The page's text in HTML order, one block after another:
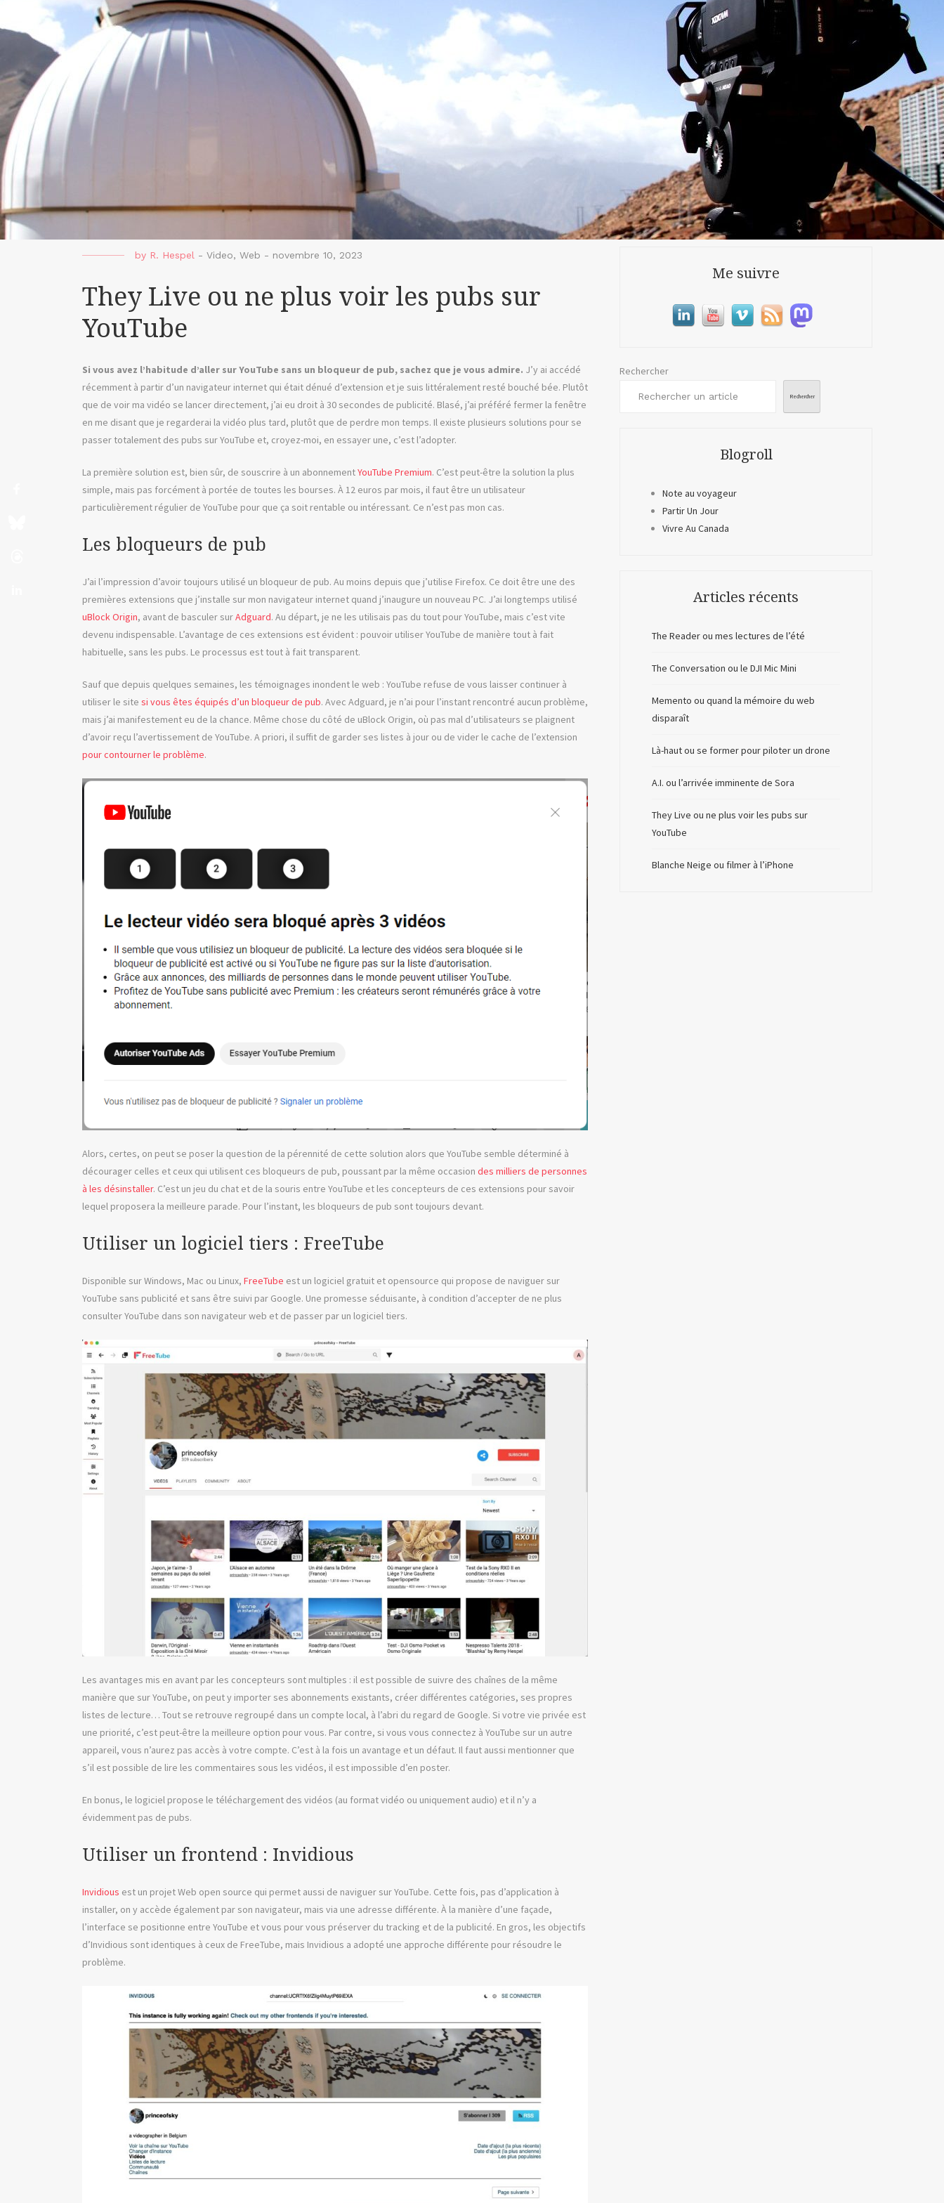
by R. Hespel - Video, Web - novembre 10, 2023
They Live ou ne plus voir les pubs sur
YouTube
Si vous avez l’habitude d’aller sur YouTube sans un bloqueur de pub, sachez que je vous admire. J’y ai accédé
récemment à partir d’un navigateur internet qui était dénué d’extension et je suis littéralement resté bouché bée. Plutôt
que de voir ma vidéo se lancer directement, j’ai eu droit à 30 secondes de publicité. Blasé, j’ai préféré fermer la fenêtre
en me disant que je regarderai la vidéo plus tard, plutôt que de perdre mon temps. Il existe plusieurs solutions pour se
passer totalement des pubs sur YouTube et, croyez-moi, en essayer une, c’est l’adopter.
La première solution est, bien sûr, de souscrire à un abonnementYouTube Premium. C’est peut-être la solution la plus
simple, mais pas forcément à portée de toutes les bourses. À 12 euros par mois, il faut être un utilisateur
particulièrement régulier de YouTube pour que ça soit rentable ou intéressant. Ce n’est pas mon cas.
Les bloqueurs de pub
J’ai l’impression d’avoir toujours utilisé un bloqueur de pub. Au moins depuis que j’utilise Firefox. Ce doit être une des
premières extensions que j’installe sur mon navigateur internet quand j’inaugure un nouveau PC. J’ai longtemps utilisé
uBlock Origin, avant de basculer surAdguard. Au départ, je ne les utilisais pas du tout pour YouTube, mais c’est vite
devenu indispensable. L’avantage de ces extensions est évident : pouvoir utiliser YouTube de manière tout à fait
habituelle, sans les pubs. Le processus est tout à fait transparent.
Sauf que depuis quelques semaines, les témoignages inondent le web : YouTube refuse de vous laisser continuer à
utiliser le site si vous êtes équipés d’un bloqueur de pub. Avec Adguard, je n’ai pour l’instant rencontré aucun problème,
mais j’ai manifestement eu de la chance. Même chose du côté de uBlock Origin, où pas mal d’utilisateurs se plaignent
d’avoir reçu l’avertissement de YouTube. A priori, il suffit de garder ses listes à jour ou de vider le cache de l’extension
pour contourner le problème.
Alors, certes, on peut se poser la question de la pérennité de cette solution alors que YouTube semble déterminé à
décourager celles et ceux qui utilisent ces bloqueurs de pub, poussant par la même occasion des milliers de personnes
à les désinstaller. C’est un jeu du chat et de la souris entre YouTube et les concepteurs de ces extensions pour savoir
lequel proposera la meilleure parade. Pour l’instant, les bloqueurs de pub sont toujours devant.
Utiliser un logiciel tiers : FreeTube
Disponible sur Windows, Mac ou Linux, FreeTube est un logiciel gratuit et opensource qui propose de naviguer sur
YouTube sans publicité et sans être suivi par Google. Une promesse séduisante, à condition d’accepter de ne plus
consulter YouTube dans son navigateur web et de passer par un logiciel tiers.
Les avantages mis en avant par les concepteurs sont multiples : il est possible de suivre des chaînes de la même
manière que sur YouTube, on peut y importer ses abonnements existants, créer différentes catégories, ses propres
listes de lecture… Tout se retrouve regroupé dans un compte local, à l’abri du regard de Google. Si votre vie privée est
une priorité, c’est peut-être la meilleure option pour vous. Par contre, si vous vous connectez à YouTube sur un autre
appareil, vous n’aurez pas accès à votre compte. C’est à la fois un avantage et un défaut. Il faut aussi mentionner que
s’il est possible de lire les commentaires sous les vidéos, il est impossible d’en poster.
En bonus, le logiciel propose le téléchargement des vidéos (au format vidéo ou uniquement audio) et il n’y a
évidemment pas de pubs.
Utiliser un frontend : Invidious
Invidious est un projet Web open source qui permet aussi de naviguer sur YouTube. Cette fois, pas d’application à
installer, on y accède également par son navigateur, mais via une adresse différente. À la manière d’une façade,
l’interface se positionne entre YouTube et vous pour vous préserver du tracking et de la publicité. En gros, les objectifs
d’Invidious sont identiques à ceux de FreeTube, mais Invidious a adopté une approche différente pour résoudre le
problème.
Me suivre
Rechercher
Rechercher
Blogroll
Note au voyageur
Partir Un Jour
Vivre Au Canada
Articles récents
The Reader ou mes lectures de l’été
The Conversation ou le DJI Mic Mini
Memento ou quand la mémoire du web
disparaît
Là-haut ou se former pour piloter un drone
A.I. ou l’arrivée imminente de Sora
They Live ou ne plus voir les pubs sur
YouTube
Blanche Neige ou filmer à l’iPhone